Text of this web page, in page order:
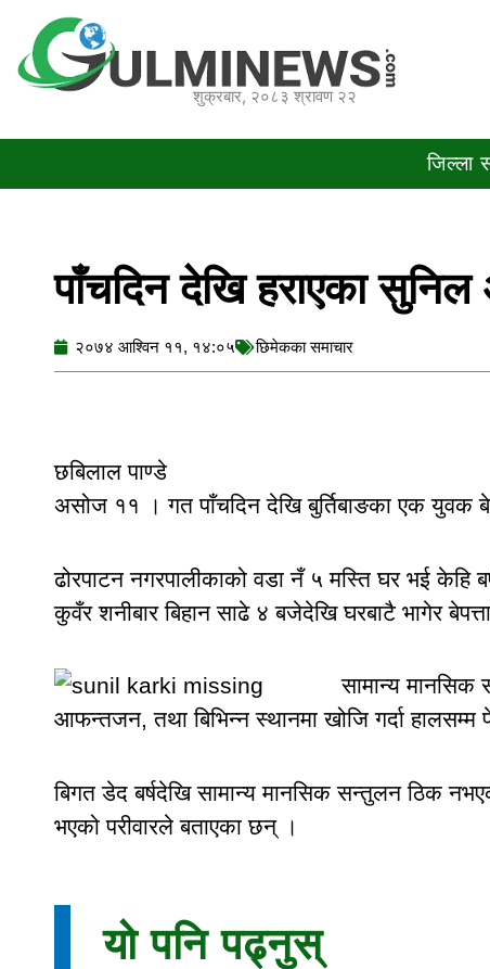
content
शुक्रबार, २०८३ श्रावण २२
जिल्ला
पाँचदिन देखि हराएका
२०७४ आश्विन ११, १४:०५ छिमेकका समाचार
छबिलाल पाण्डे
असोज ११ । गत पाँचदिन देखि बुर्तिबाङका एक युवक
ढोरपाटन नगरपालीकाको वडा नँ ५ मस्ति घर भई केहि
कुवँर शनीबार बिहान साढे ४ बजेदेखि घरबाटै भागेर
सामान्य मानसिक
आफन्तजन, तथा बिभिन्न स्थानमा खोजि गर्दा
बिगत डेद बर्षदेखि सामान्य मानसिक सन्तुलन ठिक
भएको परीवारले बताएका छन् ।
यो पनि पढ्नुस्